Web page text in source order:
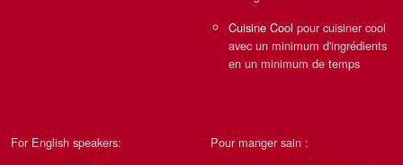
Cuisine Cool pour cuisiner cool
avec un minimum d'ingrédients
en un minimum de temps
For English speakers:
Pour manger sain :